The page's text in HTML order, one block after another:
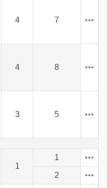
4 7
4 8
3 5
1
1
2